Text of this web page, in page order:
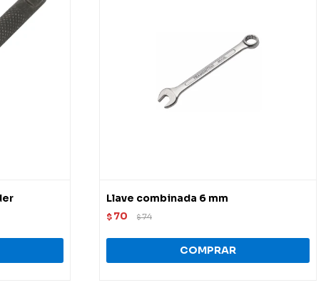
Llave combinada 6 mm
$ 70 $74